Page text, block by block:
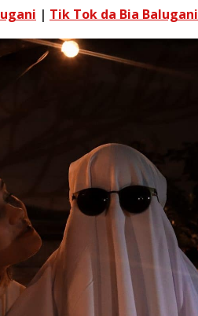
| Tik Tok da Bia Balugani